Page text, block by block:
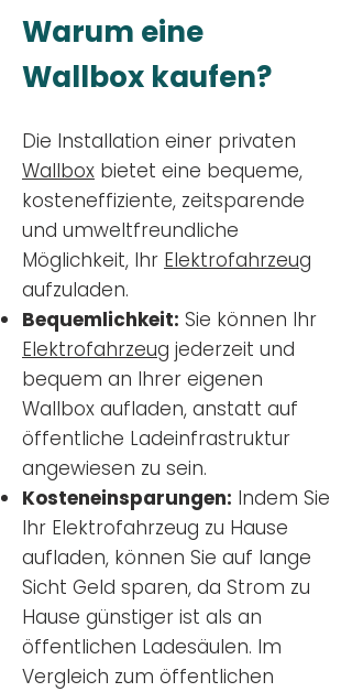
Warum eine
Wallbox kaufen?
Die Installation einer privaten
Wallbox bietet eine bequeme,
kosteneffiziente, zeitsparende
und umweltfreundliche
Möglichkeit, Ihr Elektrofahrzeug
aufzuladen.
Bequemlichkeit: Sie können Ihr
Elektrofahrzeug jederzeit und
bequem an Ihrer eigenen
Wallbox aufladen, anstatt auf
öffentliche Ladeinfrastruktur
angewiesen zu sein.
Kosteneinsparungen: Indem Sie
Ihr Elektrofahrzeug zu Hause
aufladen, können Sie auf lange
Sicht Geld sparen, da Strom zu
Hause günstiger ist als an
öffentlichen Ladesäulen. Im
Vergleich zum öffentlichen